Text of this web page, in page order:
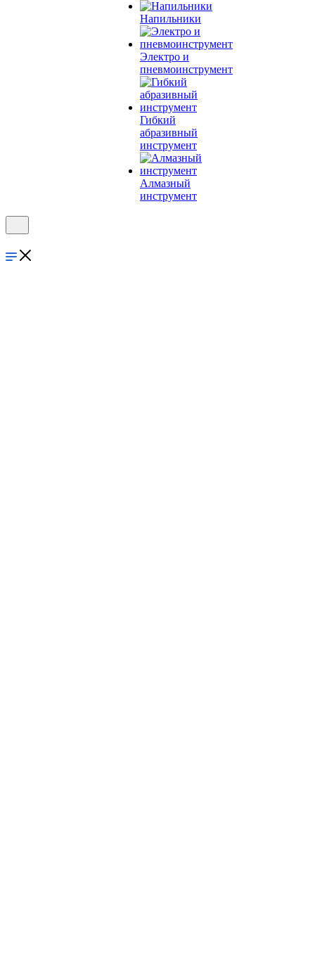
Напильники
Электро и
пневмоинструмент
Гибкий
абразивный
инструмент
Алмазный
инструмент